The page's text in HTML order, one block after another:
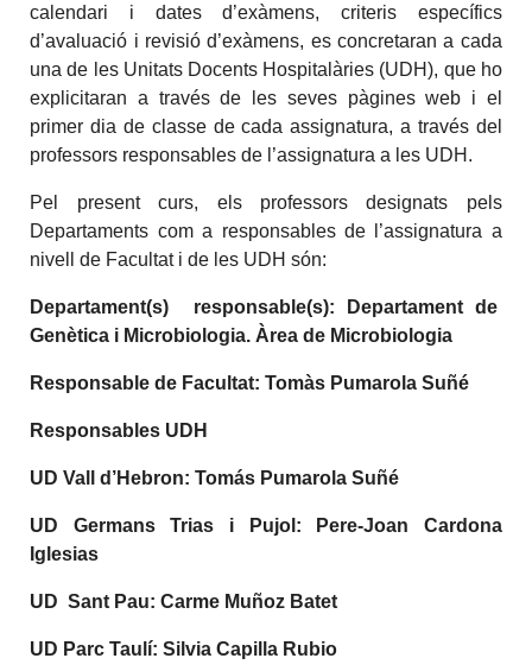
calendari i dates d’exàmens, criteris específics
d’avaluació i revisió d’exàmens, es concretaran a cada
una de les Unitats Docents Hospitalàries (UDH), que ho
explicitaran a través de les seves pàgines web i el
primer dia de classe de cada assignatura, a través del
professors responsables de l’assignatura a les UDH.
Pel present curs, els professors designats pels
Departaments com a responsables de l’assignatura a
nivell de Facultat i de les UDH són:
Departament(s) responsable(s): Departament de
Genètica i Microbiologia. Àrea de Microbiologia
Responsable de Facultat: Tomàs Pumarola Suñé
Responsables UDH
UD Vall d’Hebron: Tomás Pumarola Suñé
UD Germans Trias i Pujol: Pere-Joan Cardona
Iglesias
UD Sant Pau: Carme Muñoz Batet
UD Parc Taulí: Silvia Capilla Rubio